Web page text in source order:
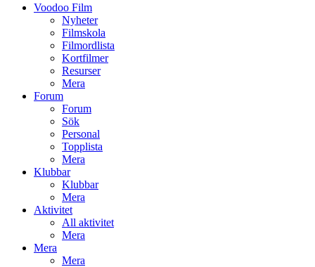
Voodoo Film
Nyheter
Filmskola
Filmordlista
Kortfilmer
Resurser
Mera
Forum
Forum
Sök
Personal
Topplista
Mera
Klubbar
Klubbar
Mera
Aktivitet
All aktivitet
Mera
Mera
Mera